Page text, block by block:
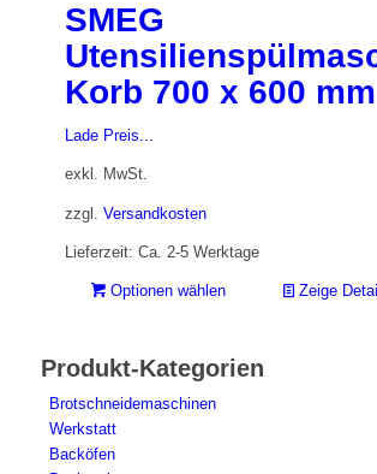
SMEG
Korb 700 x 600 mm
Lade Preis...
exkl. MwSt.
zzgl. Versandkosten
Lieferzeit: Ca. 2-5 Werktage
Optionen wählen Zeige
Produkt-Kategorien
Brotschneidemaschinen
Werkstatt
Backöfen